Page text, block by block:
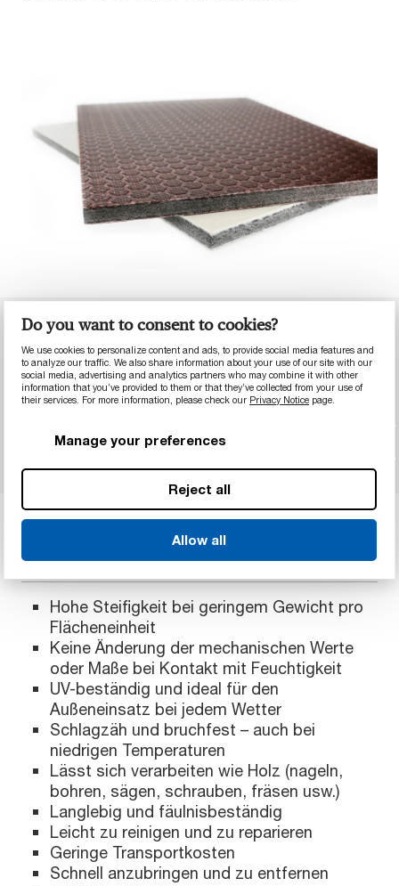
Do you want to consent to cookies?
We use cookies to personalize content and ads, to provide social media features and
to analyze our traffic. We also share information about your use of our site with our
social media, advertising and analytics partners who may combine it with other
information that you’ve provided to them or that they’ve collected from your use of
their services. For more information, please check our Privacy Notice page.
Manage your preferences
Reject all
Allow all
Materialeigenschaften
Vergleich mit Sperrholz
MultiQ™ DecoLine
ALLGEMEINE EIGENSCHAFTEN VON
MULTIQ™
Hohe Steifigkeit bei geringem Gewicht pro
Flächeneinheit
Keine Änderung der mechanischen Werte
oder Maße bei Kontakt mit Feuchtigkeit
UV-beständig und ideal für den
Außeneinsatz bei jedem Wetter
Schlagzäh und bruchfest – auch bei
niedrigen Temperaturen
Lässt sich verarbeiten wie Holz (nageln,
bohren, sägen, schrauben, fräsen usw.)
Langlebig und fäulnisbeständig
Leicht zu reinigen und zu reparieren
Geringe Transportkosten
Schnell anzubringen und zu entfernen